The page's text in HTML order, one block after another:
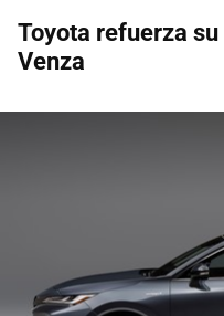
Toyota refuerza su
Venza